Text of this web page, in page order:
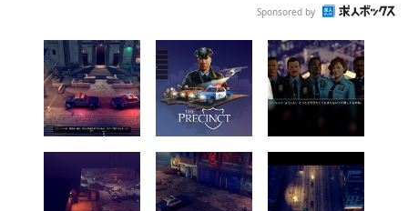
Sponsored by